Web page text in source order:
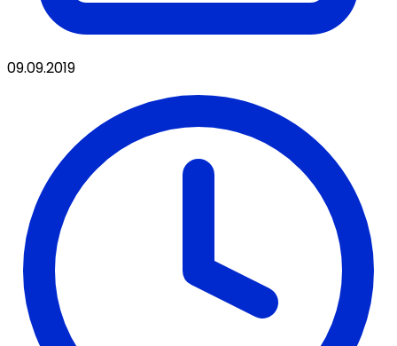
09.09.2019